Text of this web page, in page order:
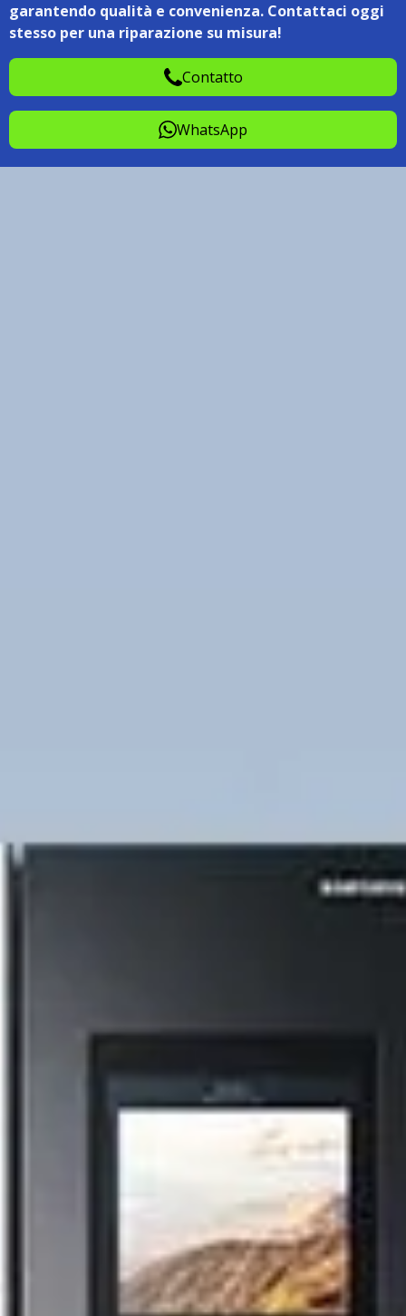
garantendo qualità e convenienza. Contattaci oggi
stesso per una riparazione su misura!
Contatto
WhatsApp